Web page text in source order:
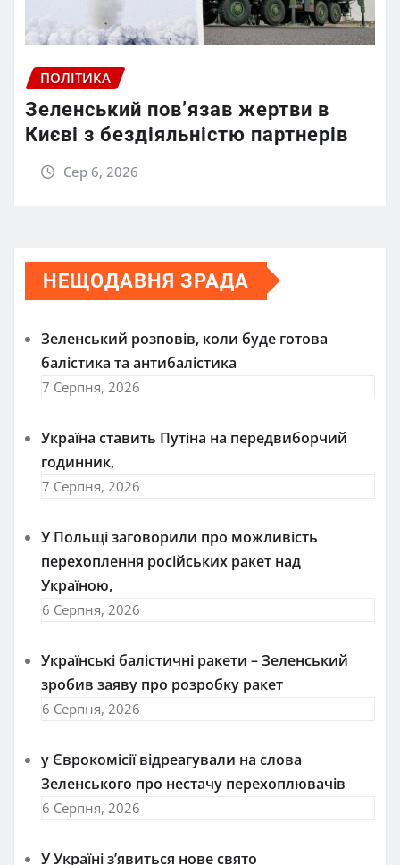
ПОЛІТИКА
Зеленський пов’язав жертви в
Києві з бездіяльністю партнерів
Сер 6, 2026
НЕЩОДАВНЯ ЗРАДА
Зеленський розповів, коли буде готова
балістика та антибалістика
7 Серпня, 2026
Україна ставить Путіна на передвиборчий
годинник,
7 Серпня, 2026
У Польщі заговорили про можливість
перехоплення російських ракет над
Україною,
6 Серпня, 2026
Українські балістичні ракети – Зеленський
зробив заяву про розробку ракет
6 Серпня, 2026
у Єврокомісії відреагували на слова
Зеленського про нестачу перехоплювачів
6 Серпня, 2026
У Україні з’явиться нове свято